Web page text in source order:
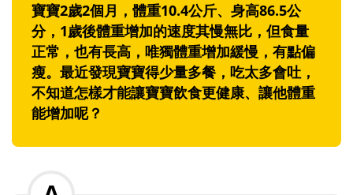
寶寶2歲2個月，體重10.4公斤、身高86.5公
分，1歲後體重增加的速度其慢無比，但食量
正常，也有長高，唯獨體重增加緩慢，有點偏
瘦。最近發現寶寶得少量多餐，吃太多會吐，
不知道怎樣才能讓寶寶飲食更健康、讓他體重
能增加呢？